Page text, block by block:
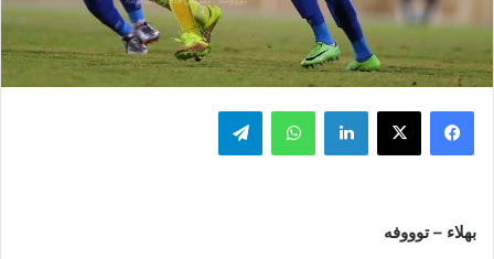
فيسبوك ‫X لينكدإن واتساب تيلقرام
بهلاء – توووفه